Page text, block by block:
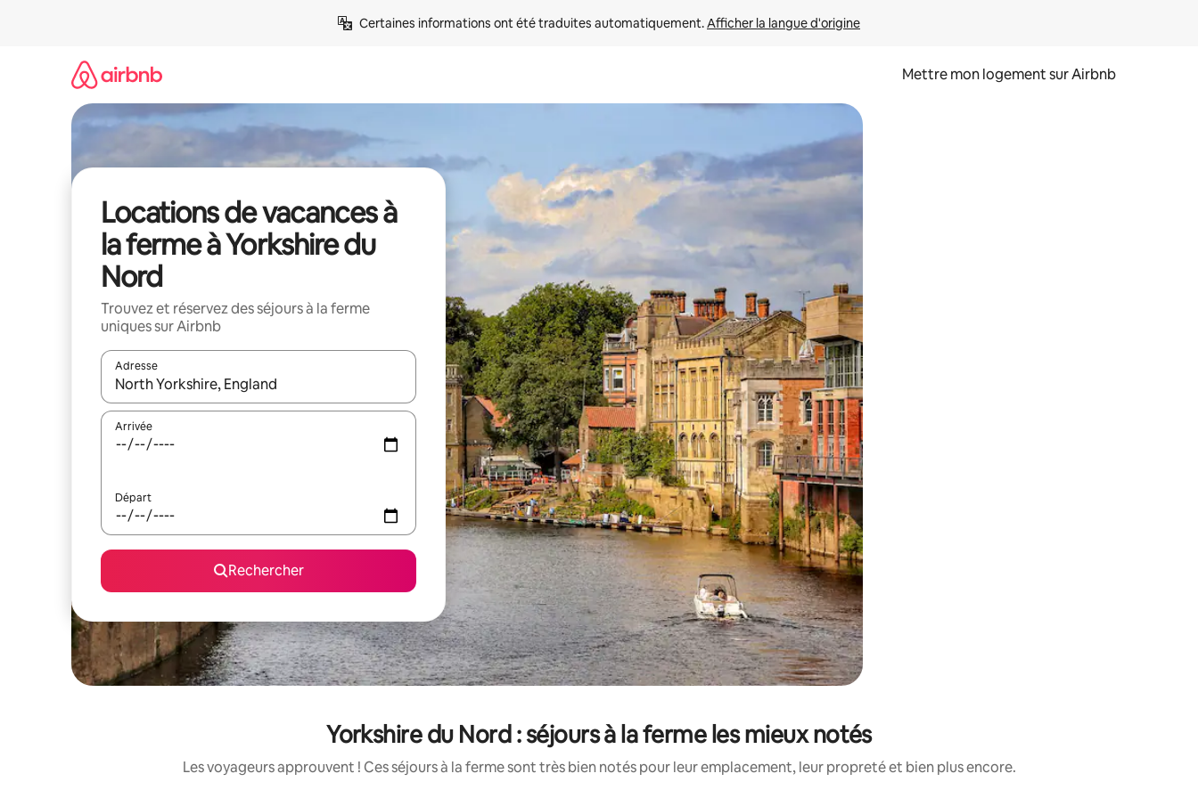
Certaines informations ont été traduites automatiquement. Afficher la langue d'origine
Mettre mon logement sur Airbnb
Locations de vacances à
la ferme à Yorkshire du
Nord
Trouvez et réservez des séjours à la ferme
uniques sur Airbnb
Adresse
Lorsque les résultats s'affichent, utilisez les flèches vers le haut et vers le bas pour les parcourir ou en appuyant et en faisant glisser.
Arrivée
Départ
Rechercher
Yorkshire du Nord : séjours à la ferme les mieux notés
Les voyageurs approuvent ! Ces séjours à la ferme sont très bien notés pour leur emplacement, leur propreté et bien plus encore.